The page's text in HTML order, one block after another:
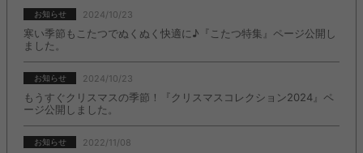
お知らせ 2024/10/23
寒い季節もこたつでぬくぬく快適に♪『こたつ特集』ページ公開し
ました。
お知らせ 2024/10/23
もうすぐクリスマスの季節！『クリスマスコレクション2024』ペ
ージ公開しました。
お知らせ 2022/11/08